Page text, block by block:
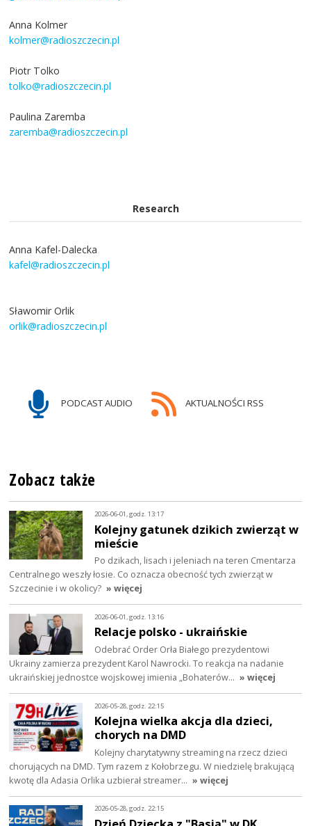
Anna Kolmer
kolmer@radioszczecin.pl
Piotr Tolko
tolko@radioszczecin.pl
Paulina Zaremba
zaremba@radioszczecin.pl
Research
Anna Kafel-Dalecka
kafel@radioszczecin.pl
Sławomir Orlik
orlik@radioszczecin.pl
PODCAST AUDIO AKTUALNOŚCI RSS
Zobacz także
2026-06-01, godz. 13:17
Kolejny gatunek dzikich zwierząt w
mieście
Po dzikach, lisach i jeleniach na teren Cmentarza
Centralnego weszły łosie. Co oznacza obecność tych zwierząt w
Szczecinie i w okolicy? » więcej
2026-06-01, godz. 13:16
Relacje polsko - ukraińskie
Odebrać Order Orła Białego prezydentowi
Ukrainy zamierza prezydent Karol Nawrocki. To reakcja na nadanie
ukraińskiej jednostce wojskowej imienia „Bohaterów… » więcej
2026-05-28, godz. 22:15
Kolejna wielka akcja dla dzieci,
chorych na DMD
Kolejny charytatywny streaming na rzecz dzieci
chorujących na DMD. Tym razem z Kołobrzegu. W niedzielę brakującą
kwotę dla Adasia Orlika uzbierał streamer… » więcej
2026-05-28, godz. 22:15